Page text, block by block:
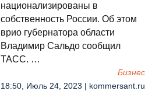
национализированы в
собственность России. Об этом
врио губернатора области
Владимир Сальдо сообщил
ТАСС. …
Бизнес
18:50, Июль 24, 2023 | kommersant.ru